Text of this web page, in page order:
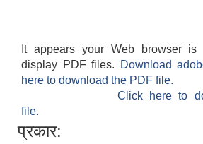
It appears your Web browser is
display PDF files.
Download
here to download the PDF file.
Click here to
file.
प्रकार: